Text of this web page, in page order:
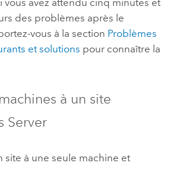
vous avez attendu cinq minutes et
des problèmes après le
vous à la section Problèmes
et solutions pour connaître la
à un site
Server
site à une seule machine et